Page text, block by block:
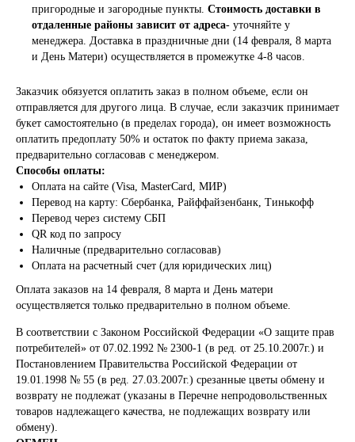
пригородные и загородные пункты. Стоимость доставки в
отдаленные районы зависит от адреса- уточняйте у
менеджера. Доставка в праздничные дни (14 февраля, 8 марта
и День Матери) осуществляется в промежутке 4-8 часов.
Заказчик обязуется оплатить заказ в полном объеме, если он
отправляется для другого лица. В случае, если заказчик принимает
букет самостоятельно (в пределах города), он имеет возможность
оплатить предоплату 50% и остаток по факту приема заказа,
предварительно согласовав с менеджером.
Способы оплаты:
Оплата на сайте (Visa, MasterCard, МИР)
Перевод на карту: Сбербанка, Райффайзенбанк, Тинькофф
Перевод через систему СБП
QR код по запросу
Наличные (предварительно согласовав)
Оплата на расчетный счет (для юридических лиц)
Оплата заказов на 14 февраля, 8 марта и День матери
осуществляется только предварительно в полном объеме.
В соответствии с Законом Российской Федерации «О защите прав
потребителей» от 07.02.1992 № 2300-1 (в ред. от 25.10.2007г.) и
Постановлением Правительства Российской Федерации от
19.01.1998 № 55 (в ред. 27.03.2007г.) срезанные цветы обмену и
возврату не подлежат (указаны в Перечне непродовольственных
товаров надлежащего качества, не подлежащих возврату или
обмену).